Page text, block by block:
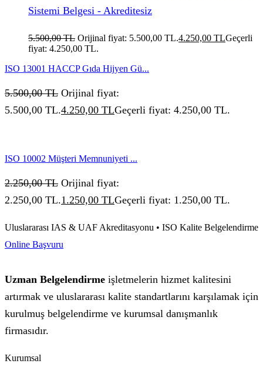
Sistemi Belgesi - Akreditesiz
5.500,00TL Orijinal fiyat: 5.500,00 TL.4.250,00 TLGeçerli
fiyat: 4.250,00 TL.
ISO 13001 HACCP Gıda Hijyen Gü...
5.500,00TL Orijinal fiyat:
5.500,00 TL.4.250,00 TLGeçerli fiyat: 4.250,00 TL.
ISO 10002 Müşteri Memnuniyeti ...
2.250,00TL Orijinal fiyat:
2.250,00 TL.1.250,00 TLGeçerli fiyat: 1.250,00 TL.
Uluslararası IAS & UAF Akreditasyonu • ISO Kalite Belgelendirme
Online Başvuru
Uzman Belgelendirme işletmelerin hizmet kalitesini
artırmak ve uluslararası kalite standartlarını karşılamak için
kurulmuş belgelendirme ve kurumsal danışmanlık
firmasıdır.
Kurumsal